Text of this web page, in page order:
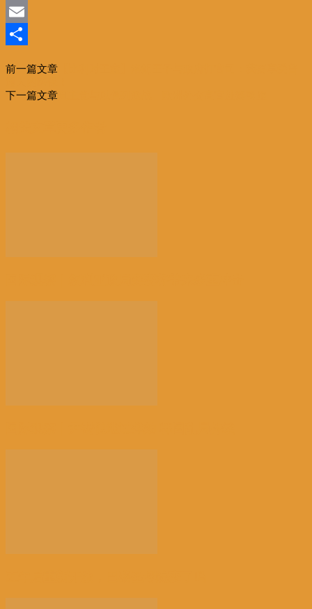
Weibo
Print
Email
前一篇文章
下一篇文章